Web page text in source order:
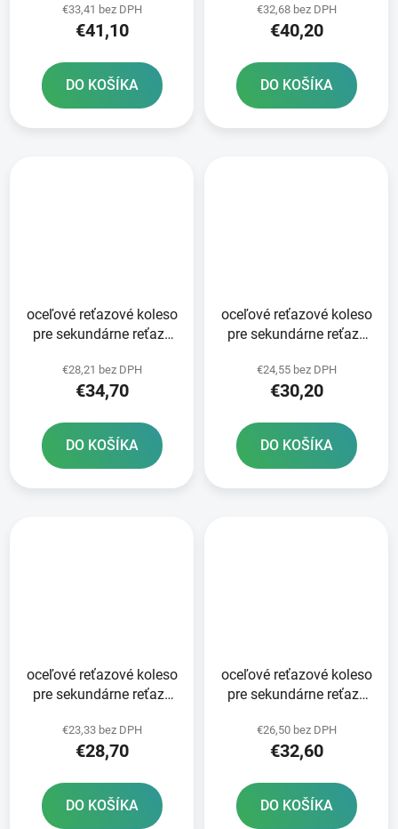
Anglicko 50 zubov
€33,41 bez DPH
€41,10
DO KOŠÍKA
€32,68 bez DPH
€40,20
DO KOŠÍKA
oceľové reťazové koleso
pre sekundárne reťaze
zubov
€28,21 bez DPH
€34,70
DO KOŠÍKA
oceľové reťazové koleso
pre sekundárne reťaze
zubov
€24,55 bez DPH
€30,20
DO KOŠÍKA
oceľové reťazové koleso
pre sekundárne reťaze
zubov
€23,33 bez DPH
€28,70
DO KOŠÍKA
oceľové reťazové koleso
pre sekundárne reťaze
zubov
€26,50 bez DPH
€32,60
DO KOŠÍKA